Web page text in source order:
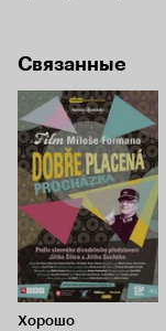
Связанные
Хорошо